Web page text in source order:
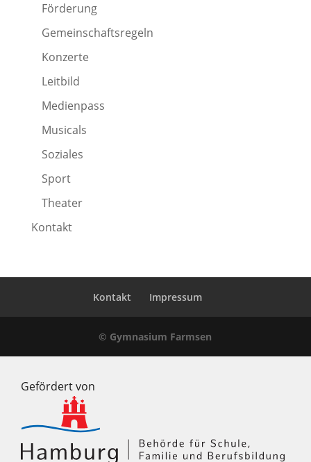
Förderung
Gemeinschaftsregeln
Konzerte
Leitbild
Medienpass
Musicals
Soziales
Sport
Theater
Kontakt
Kontakt Impressum
© Gymnasium Farmsen
Gefördert von